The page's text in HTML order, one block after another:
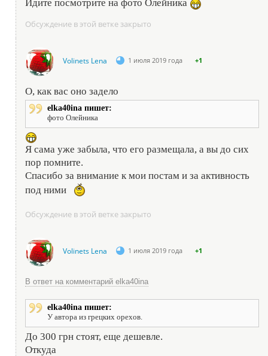
Идите посмотрите на фото Олейника
Обсуждение в этой ветке закрыто
Volinets Lena 1 июля 2019 года +1
О, как вас оно задело
elka40ina пишет:
фото Олейника
Я сама уже забыла, что его размещала, а вы до сих
пор помните.
Спасибо за внимание к мои постам и за активность
под ними
Обсуждение в этой ветке закрыто
Volinets Lena 1 июля 2019 года +1
В ответ на комментарий elka40ina
elka40ina пишет:
У автора из грецких орехов.
До 300 грн стоят, еще дешевле.
Откуда